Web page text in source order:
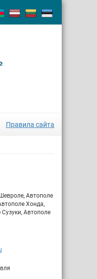
Правила сайта
Автополе
Хонда,
Автополе